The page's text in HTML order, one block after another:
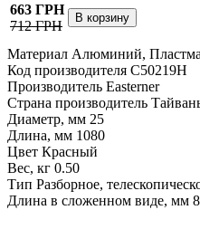
663 ГРН
712 ГРН
Материал Алюминий,
Код производителя C50219H
Производитель Easterner
Страна производитель
Диаметр, мм 25
Длина, мм 1080
Цвет Красный
Вес, кг 0.50
Тип Разборное,
Длина в сложенном виде, мм